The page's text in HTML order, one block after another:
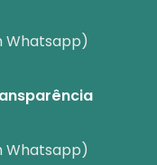
Whatsapp)
Whatsapp)